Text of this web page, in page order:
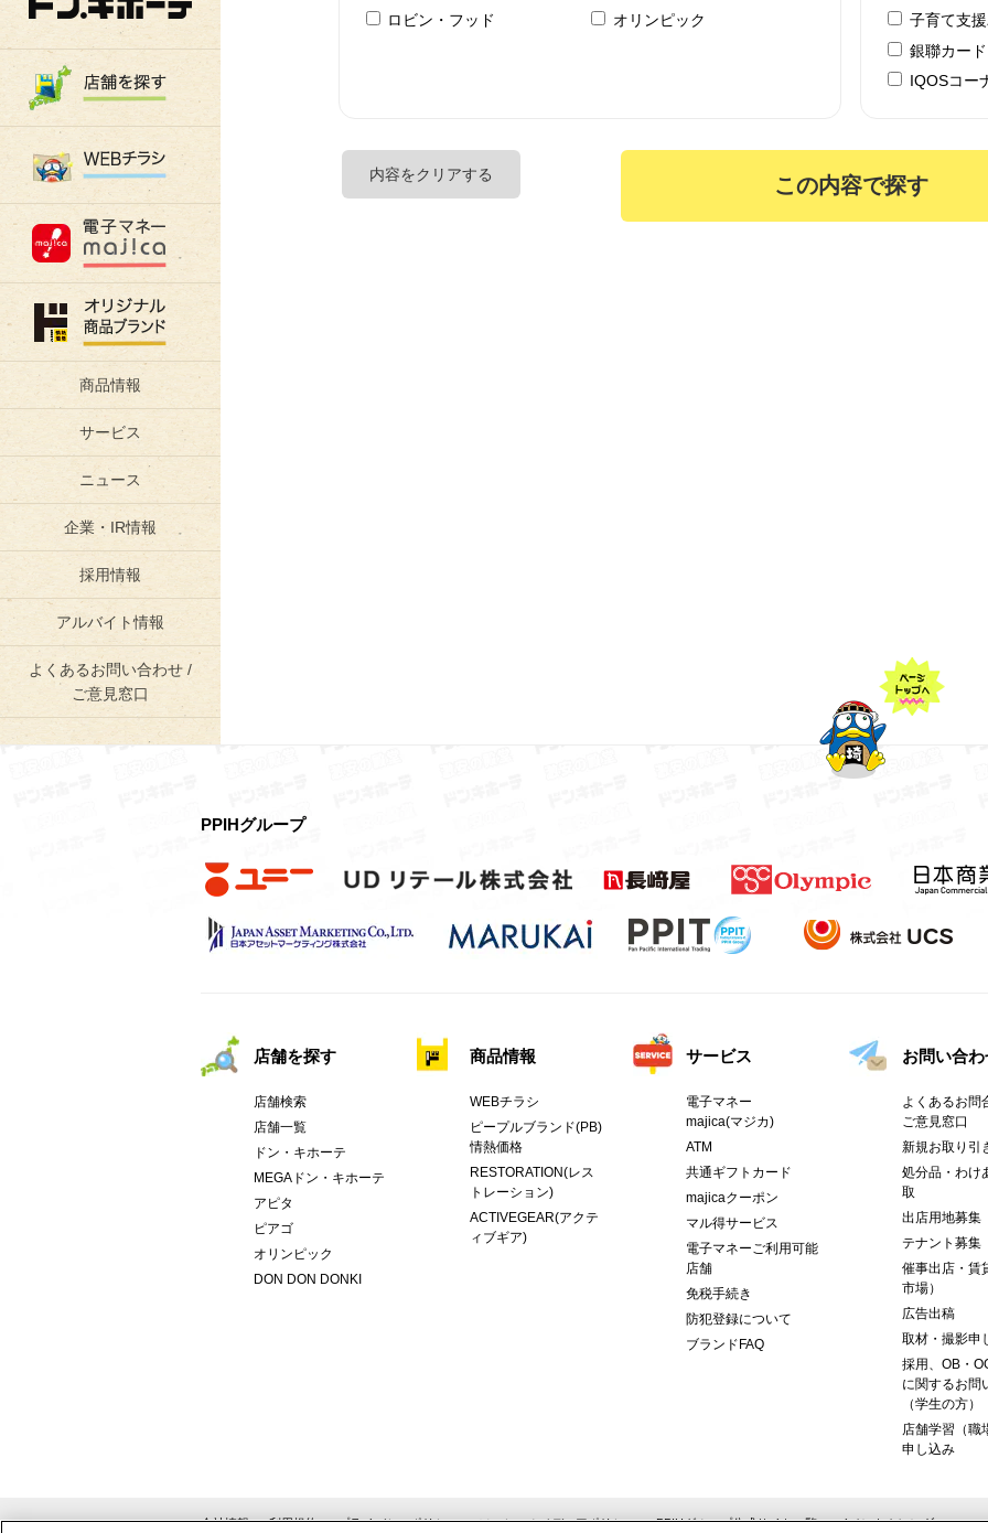
商品情報
サービス
ニュース
企業・IR情報
採用情報
アルバイト情報
よくあるお問い合わせ /
ご意見窓口
ロビン・フッド
オリンピック
子育て支
銀聯カード
IQOSコー
PPIHグループ
店舗を探す
店舗検索
店舗一覧
ドン・キホーテ
MEGAドン・キホーテ
アピタ
ピアゴ
オリンピック
DON DON DONKI
商品情報
WEBチラシ
ピープルブランド(PB)
情熱価格
RESTORATION(レス
トレーション)
ACTIVEGEAR(アクテ
ィブギア)
サービス
電子マネー
majica(マジカ)
ATM
共通ギフトカード
majicaクーポン
マル得サービス
電子マネーご利用可能
店舗
免税手続き
防犯登録について
ブランドFAQ
お問い合わ
よくあるお問
ご意見窓口
新規お取り引
処分品・わけ
取
出店用地募集
テナント募集
催事出店・賃
市場）
広告出稿
取材・撮影申
採用、OB・
に関するお問
（学生の方）
店舗学習（職
申し込み
会社情報 利用規約 プライバシーポリシー ソーシャルメディアポリシー PPIHグループ公式サイト一覧 イベントカレンダー